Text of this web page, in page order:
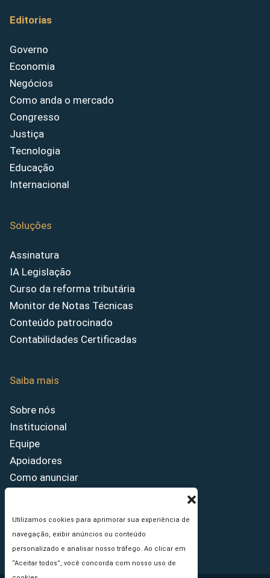
Utilizamos cookies para aprimorar sua experiência de
navegação, exibir anúncios ou conteúdo
personalizado e analisar nosso tráfego. Ao clicar em
“Aceitar todos”, você concorda com nosso uso de
Editorias
Governo
Economia
Negócios
Como anda o mercado
Congresso
Justiça
Tecnologia
Educação
Internacional
Soluções
Assinatura
IA Legislação
Curso da reforma tributária
Monitor de Notas Técnicas
Conteúdo patrocinado
Contabilidades Certificadas
Saiba mais
Sobre nós
Institucional
Equipe
Apoiadores
Como anunciar
Princípios Editoriais